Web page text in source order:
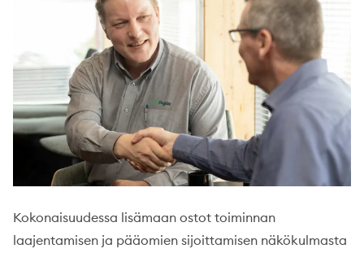
Kokonaisuudessa lisämaan ostot toiminnan
laajentamisen ja pääomien sijoittamisen näkökulmasta